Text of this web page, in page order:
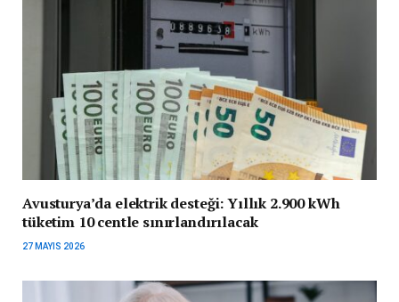
Avusturya’da elektrik desteği: Yıllık 2.900 kWh
tüketim 10 centle sınırlandırılacak
27 MAYIS 2026